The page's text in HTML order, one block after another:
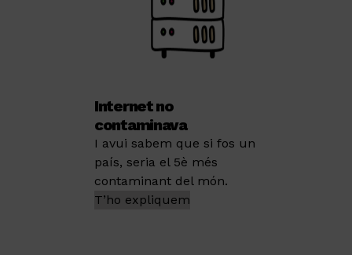
Internet no
contaminava
I avui sabem que si fos un
país, seria el 5è més
contaminant del món.
T’ho expliquem